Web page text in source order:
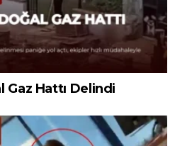
Gaz Hattı Delindi